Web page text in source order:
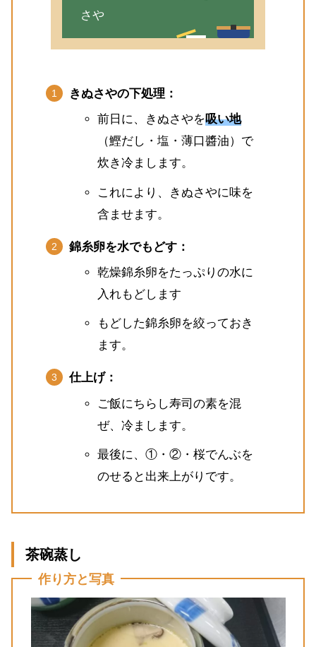
さや
きぬさやの下処理：
前日に、きぬさやを吸い地
（鰹だし・塩・薄口醬油）で
炊き冷まします。
これにより、きぬさやに味を
含ませます。
錦糸卵を水でもどす：
乾燥錦糸卵をたっぷりの水に
入れもどします
もどした錦糸卵を絞っておき
ます。
仕上げ：
ご飯にちらし寿司の素を混
ぜ、冷まします。
最後に、①・②・桜でんぶを
のせると出来上がりです。
茶碗蒸し
作り方と写真